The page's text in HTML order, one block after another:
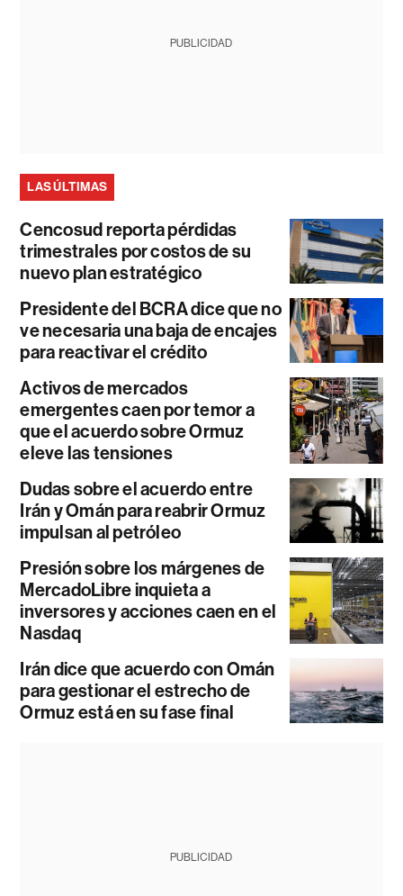
PUBLICIDAD
LAS ÚLTIMAS
Cencosud reporta pérdidas
trimestrales por costos de su
nuevo plan estratégico
Presidente del BCRA dice que no
ve necesaria una baja de encajes
para reactivar el crédito
Activos de mercados
emergentes caen por temor a
que el acuerdo sobre Ormuz
eleve las tensiones
Dudas sobre el acuerdo entre
Irán y Omán para reabrir Ormuz
impulsan al petróleo
Presión sobre los márgenes de
MercadoLibre inquieta a
inversores y acciones caen en el
Nasdaq
Irán dice que acuerdo con Omán
para gestionar el estrecho de
Ormuz está en su fase final
PUBLICIDAD